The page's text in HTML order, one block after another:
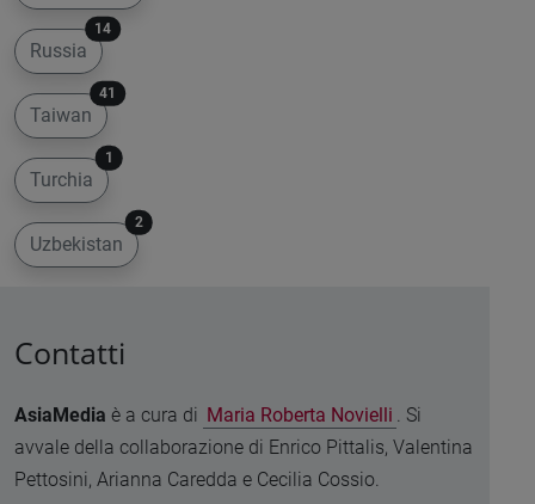
Russia
14
Taiwan
41
Turchia
1
Uzbekistan
2
Contatti
AsiaMedia è a cura di Maria Roberta Novielli . Si
avvale della collaborazione di Enrico Pittalis, Valentina
Pettosini, Arianna Caredda e Cecilia Cossio.